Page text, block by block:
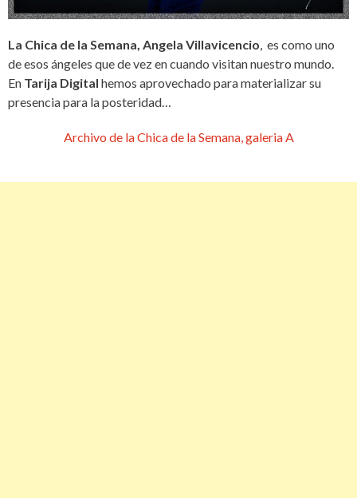
La Chica de la Semana, Angela Villavicencio, es como uno
de esos ángeles que de vez en cuando visitan nuestro mundo.
En Tarija Digital hemos aprovechado para materializar su
presencia para la posteridad…
Archivo de la Chica de la Semana, galeria A